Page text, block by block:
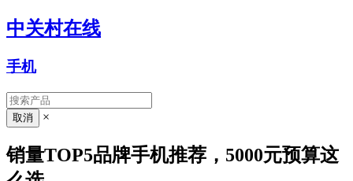
中关村在线
手机
×
销量TOP5品牌手机推荐，5000元预算这